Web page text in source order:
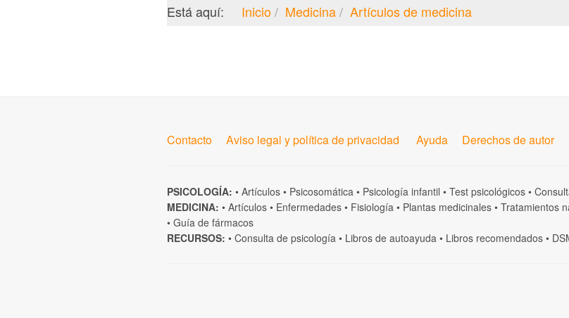
Está aquí: Inicio Medicina Artículos de medicina
Contacto Aviso legal y política de privacidad Ayuda Derechos de autor
PSICOLOGÍA: • Artículos • Psicosomática • Psicología infantil • Test psicológicos •
MEDICINA: • Artículos • Enfermedades • Fisiología • Plantas medicinales • Tratamientos
• Guía de fármacos
RECURSOS: • Consulta de psicología • Libros de autoayuda • Libros recomendados •